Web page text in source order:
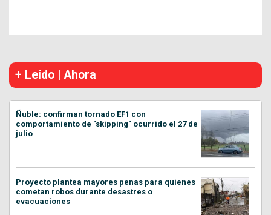
+ Leído | Ahora
Ñuble: confirman tornado EF1 con
comportamiento de "skipping" ocurrido el 27 de
julio
Proyecto plantea mayores penas para quienes
cometan robos durante desastres o
evacuaciones